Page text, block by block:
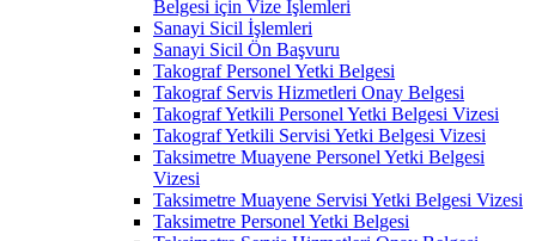
Belgesi için Vize İşlemleri
Sanayi Sicil İşlemleri
Sanayi Sicil Ön Başvuru
Takograf Personel Yetki Belgesi
Takograf Servis Hizmetleri Onay Belgesi
Takograf Yetkili Personel Yetki Belgesi Vizesi
Takograf Yetkili Servisi Yetki Belgesi Vizesi
Taksimetre Muayene Personel Yetki Belgesi
Vizesi
Taksimetre Muayene Servisi Yetki Belgesi Vizesi
Taksimetre Personel Yetki Belgesi